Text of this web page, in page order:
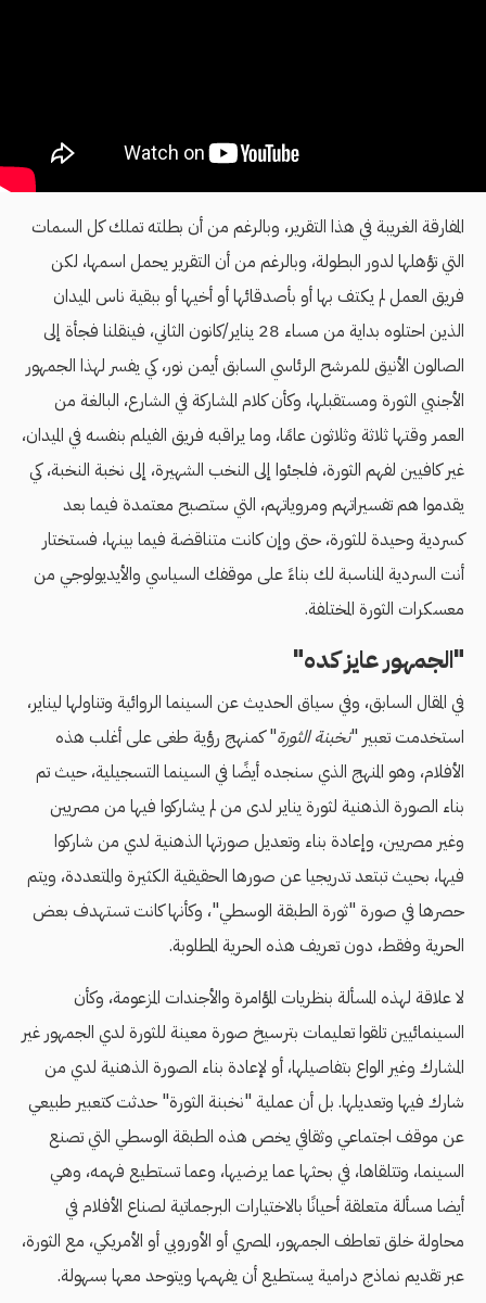
المفارقة الغريبة في هذا التقرير، وبالرغم من أن بطلته تملك كل السمات
التي تؤهلها لدور البطولة، وبالرغم من أن التقرير يحمل اسمها، لكن
فريق العمل لم يكتف بها أو بأصدقائها أو أخيها أو ببقية ناس الميدان
الذين احتلوه بداية من مساء 28 يناير/كانون الثاني، فينقلنا فجأة إلى
الصالون الأنيق للمرشح الرئاسي السابق أيمن نور، كي يفسر لهذا الجمهور
الأجنبي الثورة ومستقبلها، وكأن كلام المشاركة في الشارع، البالغة من
العمر وقتها ثلاثة وثلاثون عامًا، وما يراقبه فريق الفيلم بنفسه في الميدان،
غير كافيين لفهم الثورة، فلجئوا إلى النخب الشهيرة، إلى نخبة النخبة، كي
يقدموا هم تفسيراتهم ومروياتهم، التي ستصبح معتمدة فيما بعد
كسردية وحيدة للثورة، حتى وإن كانت متناقضة فيما بينها، فستختار
أنت السردية المناسبة لك بناءً على موقفك السياسي والأيديولوجي من
معسكرات الثورة المختلفة.
"الجمهور عايز كده"
في المقال السابق، وفي سياق الحديث عن السينما الروائية وتناولها ليناير،
استخدمت تعبير "نخبنة الثورة" كمنهج رؤية طغى على أغلب هذه
الأفلام، وهو المنهج الذي سنجده أيضًا في السينما التسجيلية، حيث تم
بناء الصورة الذهنية لثورة يناير لدى من لم يشاركوا فيها من مصريين
وغير مصريين، وإعادة بناء وتعديل صورتها الذهنية لدي من شاركوا
فيها، بحيث تبتعد تدريجيا عن صورها الحقيقية الكثيرة والمتعددة، ويتم
حصرها في صورة "ثورة الطبقة الوسطي"، وكأنها كانت تستهدف بعض
الحرية وفقط، دون تعريف هذه الحرية المطلوبة.
لا علاقة لهذه المسألة بنظريات المؤامرة والأجندات المزعومة، وكأن
السينمائيين تلقوا تعليمات بترسيخ صورة معينة للثورة لدي الجمهور غير
المشارك وغير الواع بتفاصيلها، أو لإعادة بناء الصورة الذهنية لدي من
شارك فيها وتعديلها. بل أن عملية "نخبنة الثورة" حدثت كتعبير طبيعي
عن موقف اجتماعي وثقافي يخص هذه الطبقة الوسطي التي تصنع
السينما، وتتلقاها، في بحثها عما يرضيها، وعما تستطيع فهمه، وهي
أيضا مسألة متعلقة أحيانًا بالاختيارات البرجماتية لصناع الأفلام في
محاولة خلق تعاطف الجمهور، المصري أو الأوروبي أو الأمريكي، مع الثورة،
عبر تقديم نماذج درامية يستطيع أن يفهمها ويتوحد معها بسهولة.